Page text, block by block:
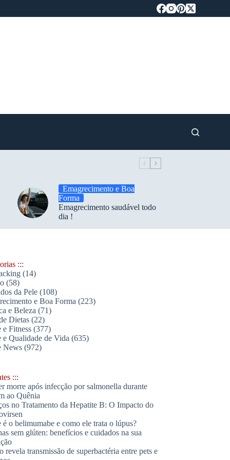
Emagrecimento e Boa
Forma
Emagrecimento saudável todo
dia !
:::
(14)
(58)
da Pele(108)
e Boa Forma (223)
e Beleza (71)
Dietas(22)
e Fitness(377)
e Qualidade de Vida (635)
News(972)
:::
morre após infecção por salmonella durante
ao Quênia
no Tratamento da Hepatite B: O Impacto do
é o belimumabe e como ele trata o lúpus?
sem glúten: benefícios e cuidados na sua
revela transmissão de superbactéria entre pets e